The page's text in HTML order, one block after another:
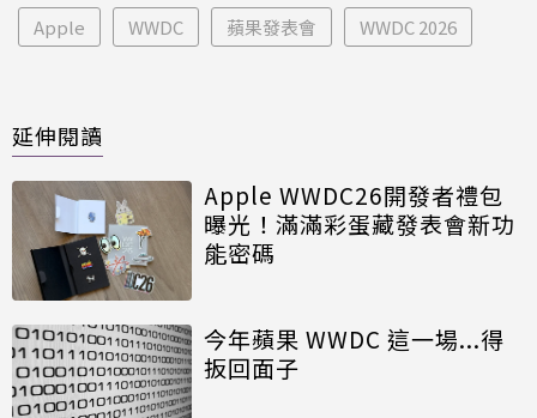
Apple WWDC 蘋果發表會 WWDC 2026
延伸閱讀
Apple WWDC26開發者禮包
曝光！滿滿彩蛋藏發表會新功
能密碼
今年蘋果 WWDC 這一場...得
扳回面子